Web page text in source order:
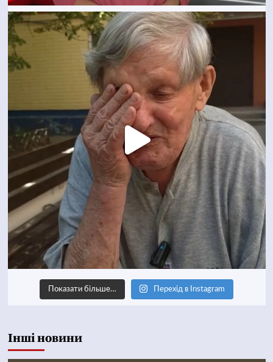
Показати більше… Перехід в Instagram
Інші новини